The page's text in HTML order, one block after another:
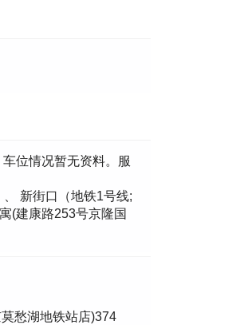
位情况暂无资料。服
新街口（地铁1号线;
(建康路253号京隆国
愁湖地铁站店)374